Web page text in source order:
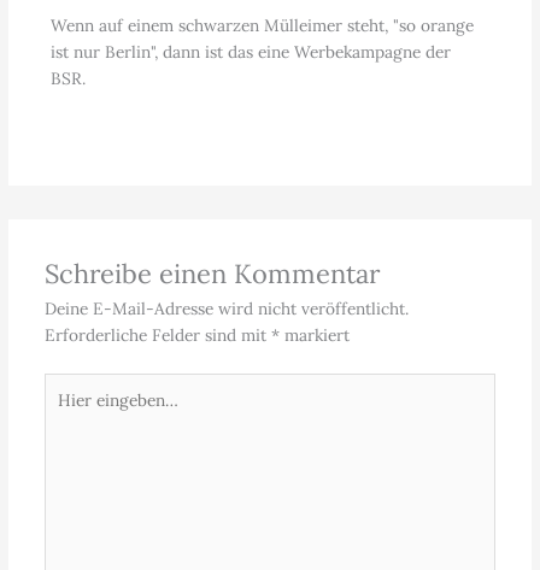
Wenn auf einem schwarzen Mülleimer steht, "so orange
ist nur Berlin", dann ist das eine Werbekampagne der
BSR.
Schreibe einen Kommentar
Deine E-Mail-Adresse wird nicht veröffentlicht.
Erforderliche Felder sind mit *markiert
eingeben…